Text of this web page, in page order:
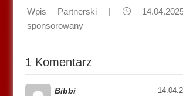
Wpis Partnerski |
sponsorowany
1 Komentarz
Bibbi